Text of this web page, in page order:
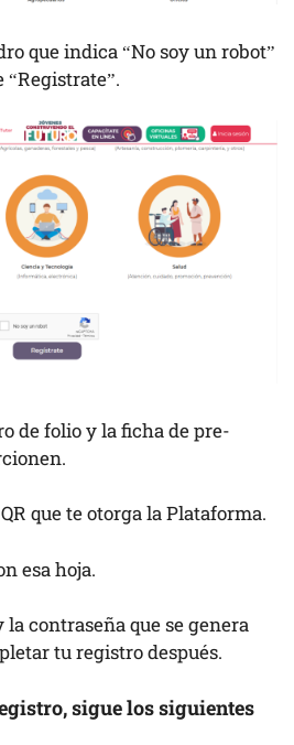
que indica “No soy un robot”
“Registrate”.
de folio y la ficha de pre-
que te otorga la Plataforma.
esa hoja.
la contraseña que se genera
tu registro después.
sigue los siguientes